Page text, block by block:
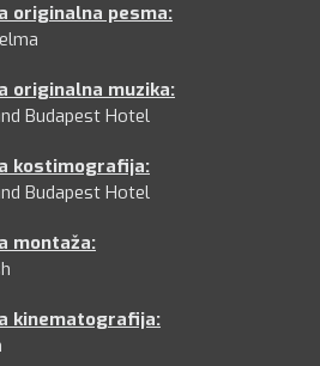
originalna pesma:
originalna muzika:
Budapest Hotel
kostimografija:
Budapest Hotel
montaža:
kinematografija: